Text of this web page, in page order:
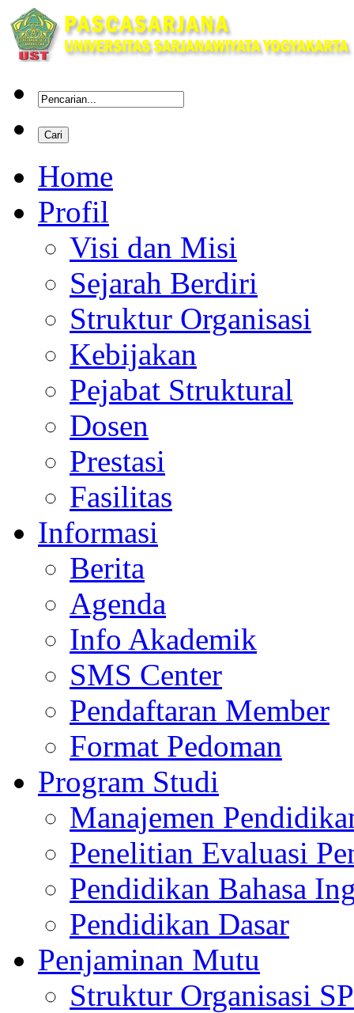
Home
Profil
Visi dan Misi
Sejarah Berdiri
Struktur Organisasi
Kebijakan
Pejabat Struktural
Dosen
Prestasi
Fasilitas
Informasi
Berita
Agenda
Info Akademik
SMS Center
Pendaftaran Member
Format Pedoman
Program Studi
Manajemen
Penelitian Evaluasi
Pendidikan Bahasa
Pendidikan Dasar
Penjaminan Mutu
Struktur Organisasi